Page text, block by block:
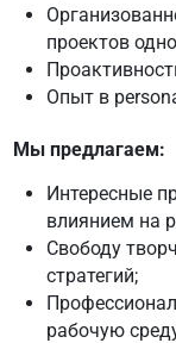
проектов
Опыт в
Мы предлагаем:
Интересные
влиянием на
Свободу
стратегий;
рабочую